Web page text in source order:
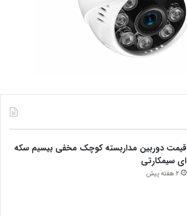
قیمت دوربین مداربسته کوچک مخفی بیسیم سکه
ای سیمکارتی
2 هفته پیش